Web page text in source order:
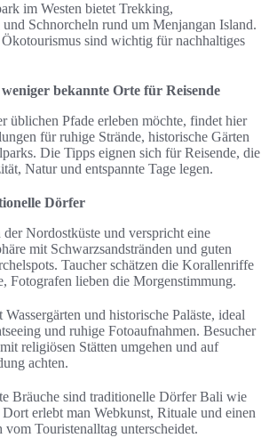
im Westen bietet Trekking,
Schnorcheln rund um Menjangan Island.
sind wichtig für nachhaltiges
bekannte Orte für Reisende
üblichen Pfade erleben möchte, findet hier
für ruhige Strände, historische Gärten
Die Tipps eignen sich für Reisende, die
Natur und entspannte Tage legen.
Dörfer
Nordostküste und verspricht eine
mit Schwarzsandstränden und guten
Taucher schätzen die Korallenriffe
Fotografen lieben die Morgenstimmung.
und historische Paläste, ideal
und ruhige Fotoaufnahmen. Besucher
religiösen Stätten umgehen und auf
achten.
Bräuche sind traditionelle Dörfer Bali wie
erlebt man Webkunst, Rituale und einen
vom Touristenalltag unterscheidet.